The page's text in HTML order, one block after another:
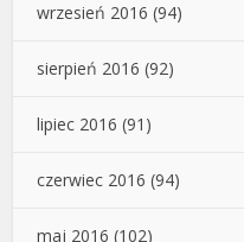
wrzesień 2016 (94)
sierpień 2016 (92)
lipiec 2016 (91)
czerwiec 2016 (94)
maj 2016 (102)